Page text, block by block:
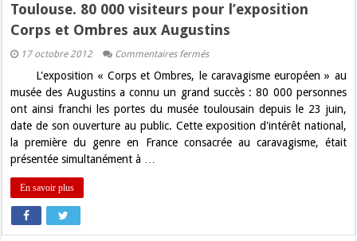
Toulouse. 80 000 visiteurs pour l’exposition
Corps et Ombres aux Augustins
17 octobre 2012 Commentaires ferméssur
80
000
visiteurs
pour
l’exposition
Corps
et
L'exposition « Corps et Ombres, le caravagisme européen » au
musée des Augustins a connu un grand succès : 80 000 personnes
ont ainsi franchi les portes du musée toulousain depuis le 23 juin,
date de son ouverture au public. Cette exposition d'intérêt national,
la première du genre en France consacrée au caravagisme, était
présentée simultanément à …
En savoir plus